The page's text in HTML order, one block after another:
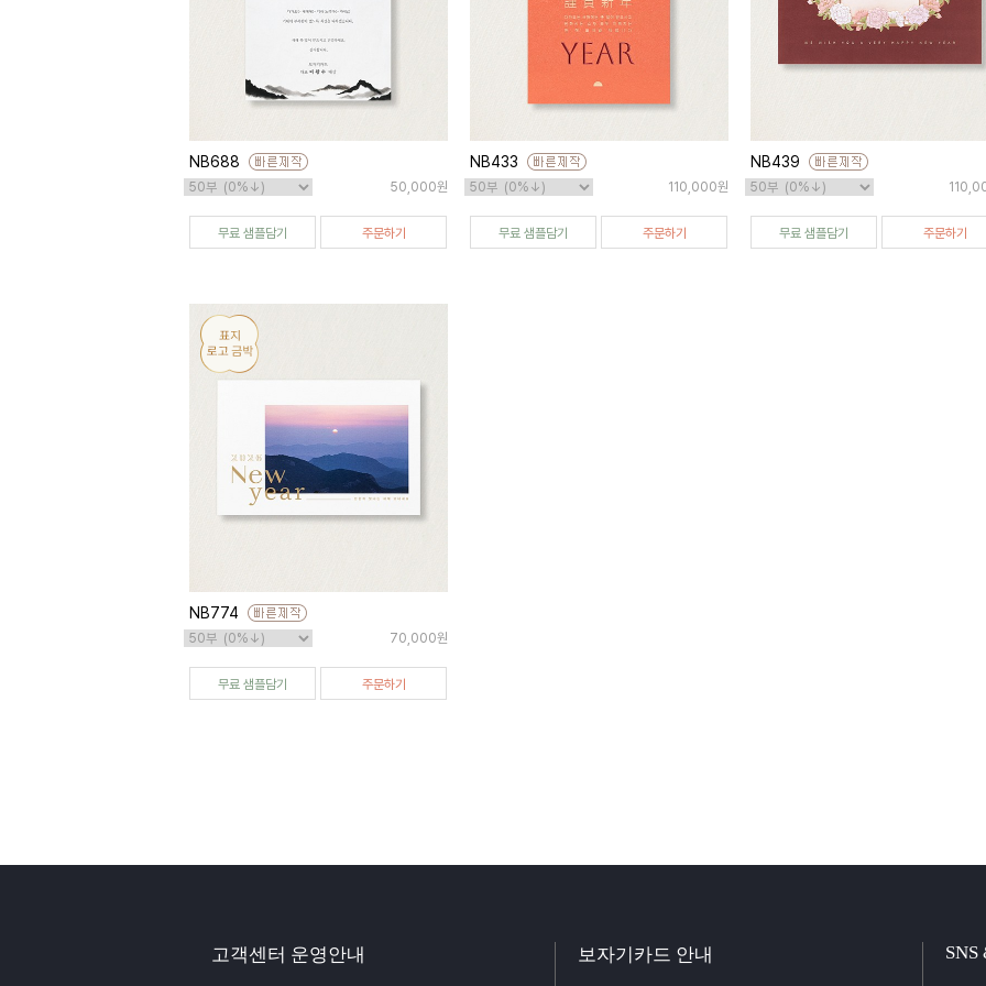
NB688
50,000원
무료 샘플담기 주문하기
NB433
110,000원
무료 샘플담기 주문하기
NB439
무료 샘플담기 주문하기
NB774
70,000원
무료 샘플담기 주문하기
고객센터 운영안내 보자기카드 안내 SNS